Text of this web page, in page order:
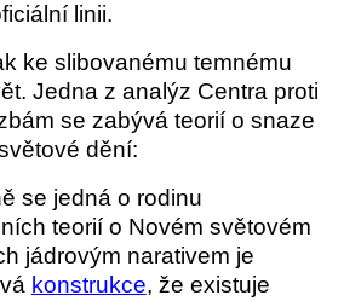
linii.
ke slibovanému temnému
Jedna z analýz Centra proti
se zabývá teorií o snaze
dění:
se jedná o rodinu
teorií o Novém světovém
jádrovým narativem je
konstrukce, že existuje